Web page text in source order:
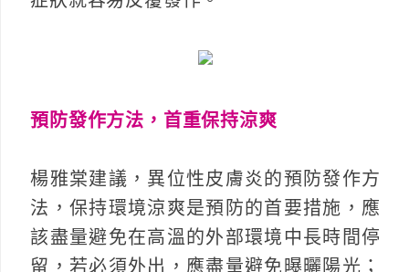
預防發作方法，首重保持涼爽
楊雅棠建議，異位性皮膚炎的預防發作方
法，保持環境涼爽是預防的首要措施，應
該盡量避免在高溫的外部環境中長時間停
留，若必須外出，應盡量避免曝曬陽光；